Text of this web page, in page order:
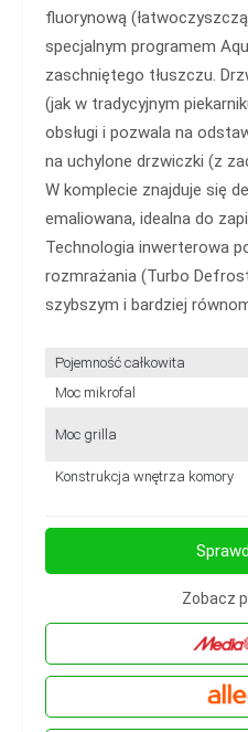
fluorynową
specjalnym programem
zaschniętego tłuszczu.
(jak w tradycyjnym
obsługi i pozwala na
na uchylone drzwiczki (z
W komplecie znajduje się
emaliowana, idealna do
Technologia inwerterowa
rozmrażania (Turbo
szybszym i bardziej
Pojemność całkowita
Moc mikrofal
Moc grilla
Konstrukcja wnętrza komory
Zobacz